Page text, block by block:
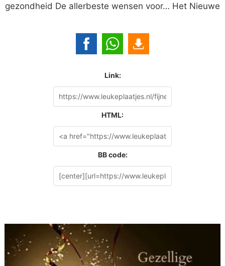
gezondheid De allerbeste wensen voor… Het Nieuwe
Link:
HTML:
BB code: